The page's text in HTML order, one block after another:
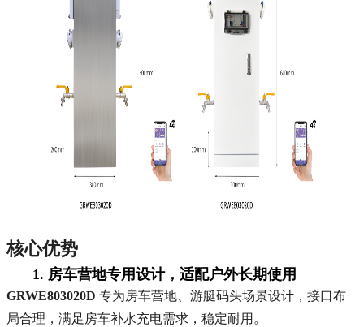
核心优势
1. 房车营地专用设计，适配户外长期使用
GRWE803020D 专为房车营地、游艇码头场景设计，接口布
局合理，满足房车补水充电需求，稳定耐用。